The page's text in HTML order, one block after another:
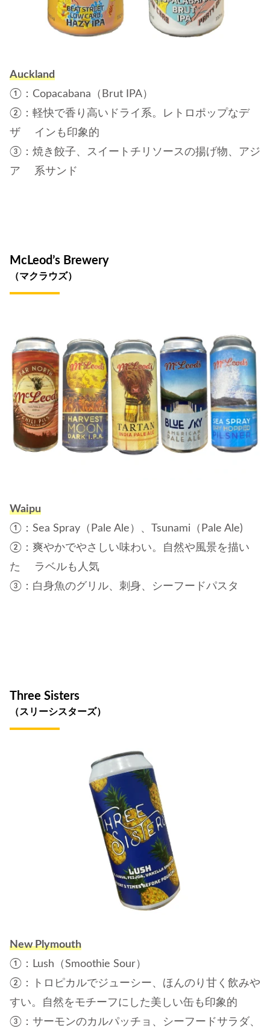
Auckland
①：Copacabana（Brut IPA）
②：軽快で香り高いドライ系。レトロポップなデ
ザ インも印象的
③：焼き餃子、スイートチリソースの揚げ物、アジ
ア 系サンド
McLeod’s Brewery
（マクラウズ）
Waipu
①：Sea Spray（Pale Ale）、Tsunami（Pale Ale)
②：爽やかでやさしい味わい。自然や風景を描い
た ラベルも人気
③：白身魚のグリル、刺身、シーフードパスタ
Three Sisters
（スリーシスターズ）
New Plymouth
①：Lush（Smoothie Sour）
②：トロピカルでジューシー、ほんのり甘く飲みや
すい。自然をモチーフにした美しい缶も印象的
③：サーモンのカルパッチョ、シーフードサラダ、